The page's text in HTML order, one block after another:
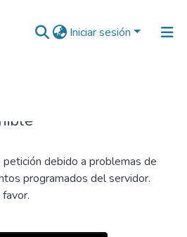
Iniciar sesión
debido a problemas de
programados del servidor.